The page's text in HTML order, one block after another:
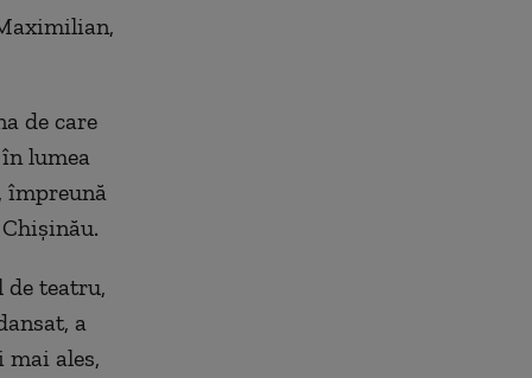
de care
lumea
împreună
de teatru,
a
ales,